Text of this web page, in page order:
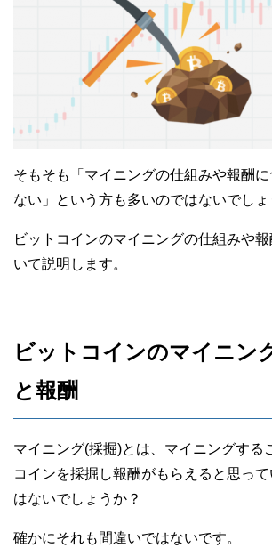
そもそも「マイニングの仕組みや報酬
ない」という方も多いのではないでしょ
ビットコインのマイニングの仕組みや
いて説明します。
ビットコインのマイニン
と報酬
マイニング(採掘)とは、マイニングする
コインを採掘し報酬がもらえると思っ
はないでしょうか？
確かにそれも間違いではないです。